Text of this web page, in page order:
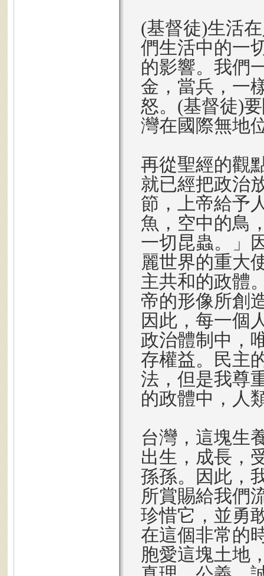
(基督徒)生活
們生活中的一
的影響。我們
金，當兵，一
怒。(基督徒)
灣在國際無地
再從聖經的觀
就已經把政治
節，上帝給予
魚，空中的鳥
一切昆蟲。」
麗世界的重大
主共和的政體
帝的形像所創
因此，每一個
政治體制中，
存權益。民主
法，但是我尊
的政體中，人
台灣，這塊生
出生，成長，
孫孫。因此，
所賞賜給我們
珍惜它，並勇
在這個非常的
胞愛這塊土地